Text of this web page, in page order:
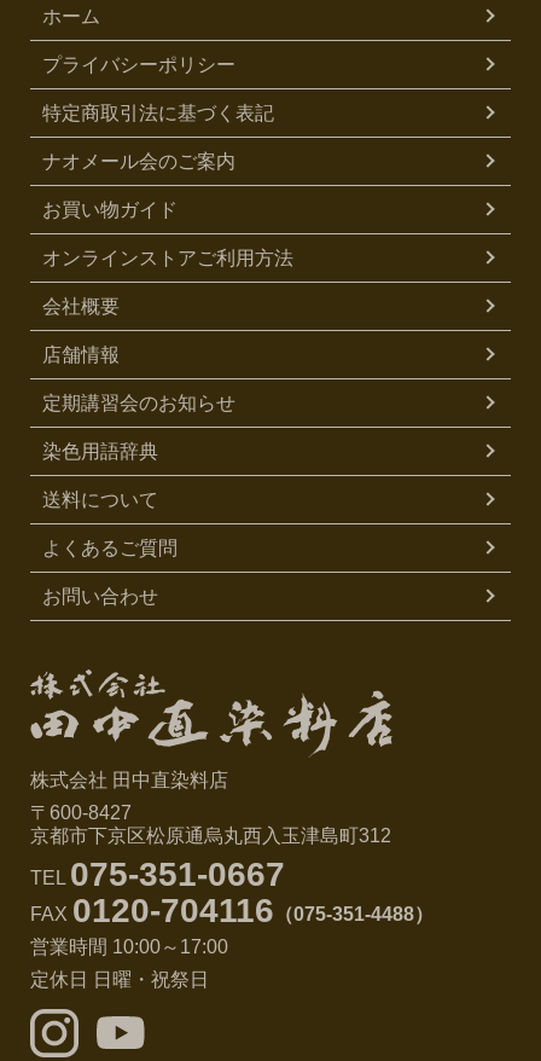
ホーム
プライバシーポリシー
特定商取引法に基づく表記
ナオメール会のご案内
お買い物ガイド
オンラインストアご利用方法
会社概要
店舗情報
定期講習会のお知らせ
染色用語辞典
送料について
よくあるご質問
お問い合わせ
株式会社 田中直染料店
〒600-8427
京都市下京区松原通烏丸西入玉津島町312
TEL 075-351-0667
FAX 0120-704116 （075-351-4488）
営業時間 10:00～17:00
定休日 日曜・祝祭日